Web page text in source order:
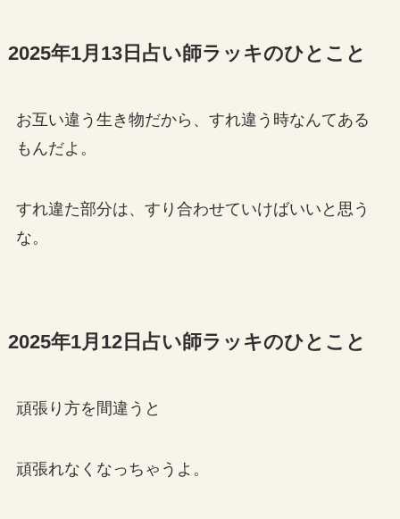
2025年1月13日占い師ラッキのひとこと
お互い違う生き物だから、すれ違う時なんてある
もんだよ。
すれ違た部分は、すり合わせていけばいいと思う
な。
2025年1月12日占い師ラッキのひとこと
頑張り方を間違うと
頑張れなくなっちゃうよ。